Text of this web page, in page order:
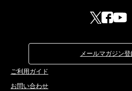
メールマガジン登
ご利用ガイド
お問い合わせ